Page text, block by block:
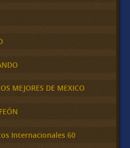
MEJORES DE MEXICO
Internacionales 60